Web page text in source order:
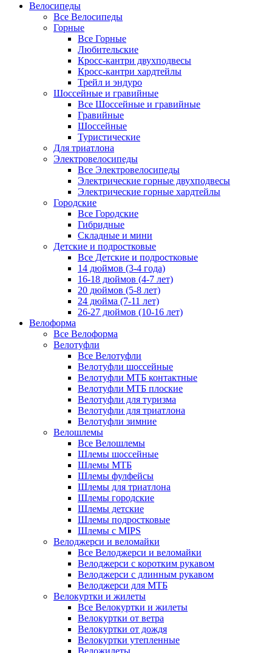
Велосипеды
Все Велосипеды
Горные
Все Горные
Любительские
Кросс-кантри двухподвесы
Кросс-кантри хардтейлы
Трейл и эндуро
Шоссейные и гравийные
Все Шоссейные и гравийные
Гравийные
Шоссейные
Туристические
Для триатлона
Электровелосипеды
Все Электровелосипеды
Электрические горные двухподвесы
Электрические горные хардтейлы
Городские
Все Городские
Гибридные
Складные и мини
Детские и подростковые
Все Детские и подростковые
14 дюймов (3-4 года)
16-18 дюймов (4-7 лет)
20 дюймов (5-8 лет)
24 дюйма (7-11 лет)
26-27 дюймов (10-16 лет)
Велоформа
Все Велоформа
Велотуфли
Все Велотуфли
Велотуфли шоссейные
Велотуфли МТБ контактные
Велотуфли МТБ плоские
Велотуфли для туризма
Велотуфли для триатлона
Велотуфли зимние
Велошлемы
Все Велошлемы
Шлемы шоссейные
Шлемы МТБ
Шлемы фулфейсы
Шлемы для триатлона
Шлемы городские
Шлемы детские
Шлемы подростковые
Шлемы с MIPS
Велоджерси и веломайки
Все Велоджерси и веломайки
Велоджерси с коротким рукавом
Велоджерси с длинным рукавом
Велоджерси для МТБ
Велокуртки и жилеты
Все Велокуртки и жилеты
Велокуртки от ветра
Велокуртки от дождя
Велокуртки утепленные
Веложилеты